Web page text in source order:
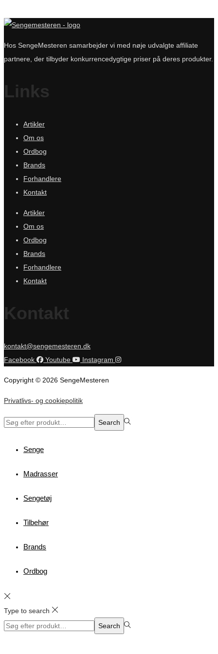
Hos SengeMesteren samarbejder vi med nøje udvalgte affiliate
partnere, der tilbyder konkurrencedygtige priser på deres produkter.
Links
Artikler
Om os
Ordbog
Brands
Forhandlere
Kontakt
Artikler
Om os
Ordbog
Brands
Forhandlere
Kontakt
Kontakt
kontakt@sengemesteren.dk
Facebook
Youtube Instagram
Copyright © 2026 SengeMesteren
Privatlivs- og cookiepolitik
Search
Search
Senge
Madrasser
Sengetøj
Tilbehør
Brands
Ordbog
Type to search
Search
Search